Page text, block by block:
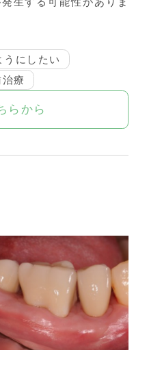
うにしたい
療
らから